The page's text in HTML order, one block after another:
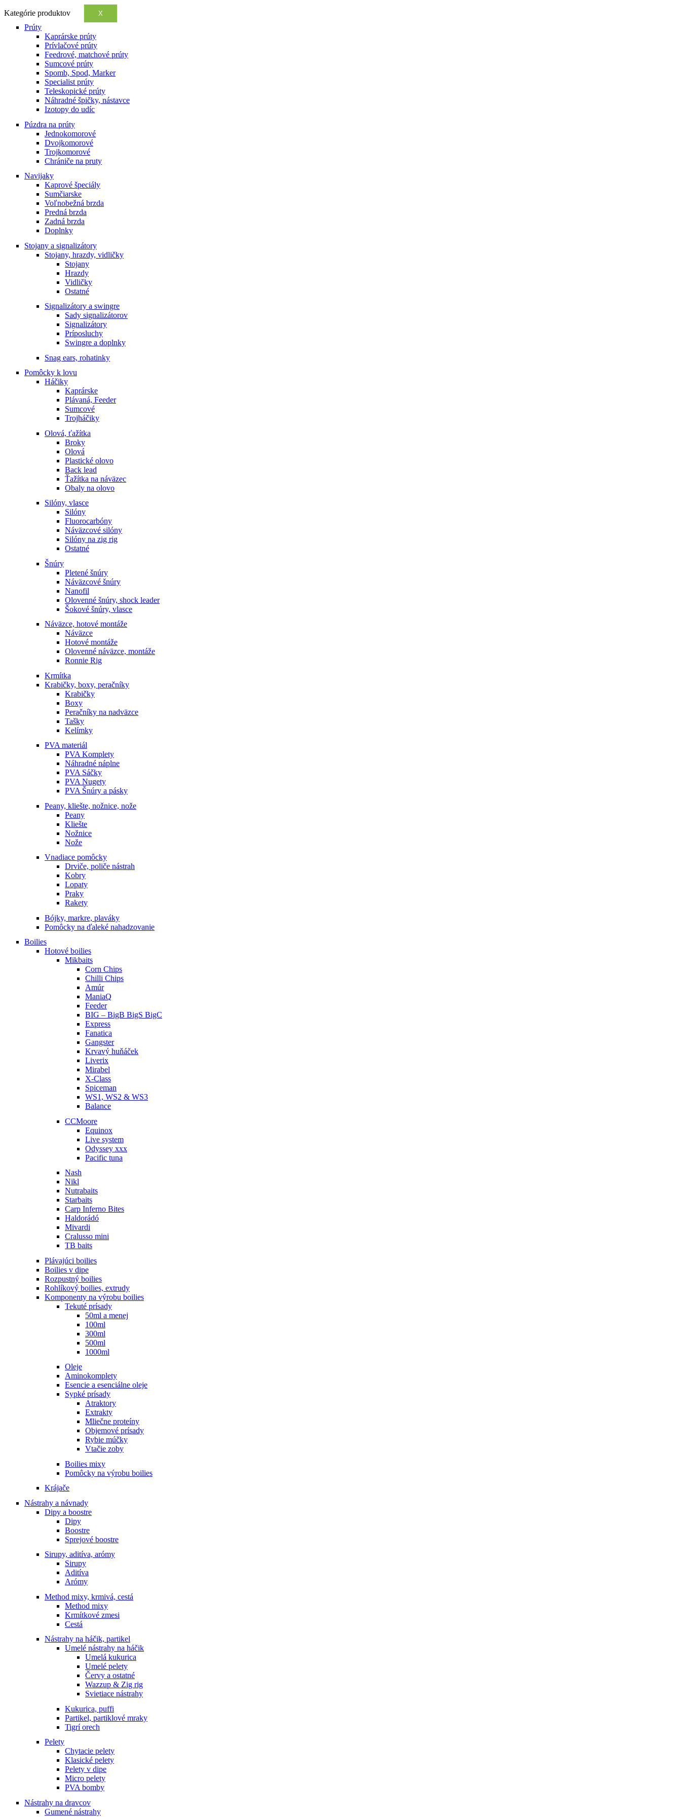
Kategórie produktov X
Prúty
Kaprárske prúty
Prívlačové prúty
Feedrové, matchové prúty
Sumcové prúty
Spomb, Spod, Marker
Specialist prúty
Teleskopické prúty
Náhradné špičky, nástavce
Izotopy do udíc
Púzdra na prúty
Jednokomorové
Dvojkomorové
Trojkomorové
Chrániče na pruty
Navijaky
Kaprové špeciály
Sumčiarske
Voľnobežná brzda
Predná brzda
Zadná brzda
Doplnky
Stojany a signalizátory
Stojany, hrazdy, vidličky
Stojany
Hrazdy
Vidličky
Ostatné
Signalizátory a swingre
Sady signalizátorov
Signalizátory
Príposluchy
Swingre a doplnky
Snag ears, rohatinky
Pomôcky k lovu
Háčiky
Kaprárske
Plávaná, Feeder
Sumcové
Trojháčiky
Olová, ťažítka
Broky
Olová
Plastické olovo
Back lead
Ťažítka na náväzec
Obaly na olovo
Silóny, vlasce
Silóny
Fluorocarbóny
Náväzcové silóny
Silóny na zig rig
Ostatné
Šnúry
Pletené šnúry
Náväzcové šnúry
Nanofil
Olovenné šnúry, shock leader
Šokové šnúry, vlasce
Náväzce, hotové montáže
Náväzce
Hotové montáže
Olovenné náväzce, montáže
Ronnie Rig
Krmítka
Krabičky, boxy, peračníky
Krabičky
Boxy
Peračníky na nadväzce
Tašky
Kelímky
PVA materiál
PVA Komplety
Náhradné náplne
PVA Sáčky
PVA Nugety
PVA Šnúry a pásky
Peany, kliešte, nožnice, nože
Peany
Kliešte
Nožnice
Nože
Vnadiace pomôcky
Drviče, poliče nástrah
Kobry
Lopaty
Praky
Rakety
Bójky, markre, plaváky
Pomôcky na ďaleké nahadzovanie
Boilies
Hotové boilies
Mikbaits
Corn Chips
Chilli Chips
Amúr
ManiaQ
Feeder
BIG – BigB BigS BigC
Express
Fanatica
Gangster
Krvavý huňáček
Liverix
Mirabel
X-Class
Spiceman
WS1, WS2 & WS3
Balance
CCMoore
Equinox
Live system
Odyssey xxx
Pacific tuna
Nash
Nikl
Nutrabaits
Starbaits
Carp Inferno Bites
Haldorádó
Mivardi
Cralusso mini
TB baits
Plávajúci boilies
Boilies v dipe
Rozpustný boilies
Rohlíkový boilies, extrudy
Komponenty na výrobu boilies
Tekuté prísady
50ml a menej
100ml
300ml
500ml
1000ml
Oleje
Aminokomplety
Esencie a esenciálne oleje
Sypké prísady
Atraktory
Extrakty
Mliečne proteíny
Objemové prísady
Rybie múčky
Vtačie zoby
Boilies mixy
Pomôcky na výrobu boilies
Krájače
Nástrahy a návnady
Dipy a boostre
Dipy
Boostre
Sprejové boostre
Sirupy, aditíva, arómy
Sirupy
Aditíva
Arómy
Method mixy, krmivá, cestá
Method mixy
Krmítkové zmesi
Cestá
Nástrahy na háčik, partikel
Umelé nástrahy na háčik
Umelá kukurica
Umelé pelety
Červy a ostatné
Wazzup & Zig rig
Svietiace nástrahy
Kukurica, puffi
Partikel, partiklové mraky
Tigrí orech
Pelety
Chytacie pelety
Klasické pelety
Pelety v dipe
Micro pelety
PVA bomby
Nástrahy na dravcov
Gumené nástrahy